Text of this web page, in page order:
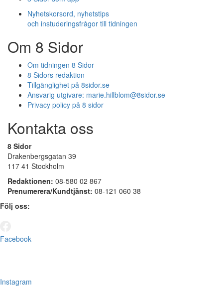
Nyhetskorsord, nyhetstips
och instuderingsfrågor till tidningen
Om 8 Sidor
Om tidningen 8 Sidor
8 Sidors redaktion
Tillgänglighet på 8sidor.se
Ansvarig utgivare: marie.hillblom@8sidor.se
Privacy policy på 8 sidor
Kontakta oss
8 Sidor
Drakenbergsgatan 39
117 41 Stockholm
Redaktionen: 08-580 02 867
Prenumerera/Kundtjänst: 08-121 060 38
Följ oss:
Facebook
Instagram